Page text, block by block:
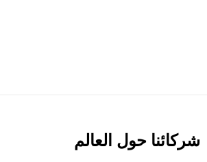
شركائنا حول العالم